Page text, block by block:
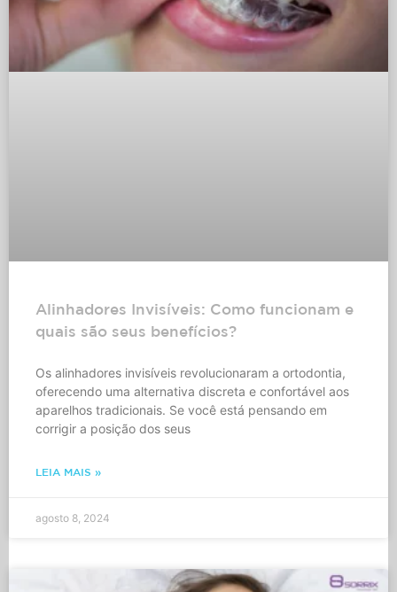
Alinhadores Invisíveis: Como funcionam e
quais são seus benefícios?
Os alinhadores invisíveis revolucionaram a ortodontia,
oferecendo uma alternativa discreta e confortável aos
aparelhos tradicionais. Se você está pensando em
corrigir a posição dos seus
LEIA MAIS »
agosto 8, 2024